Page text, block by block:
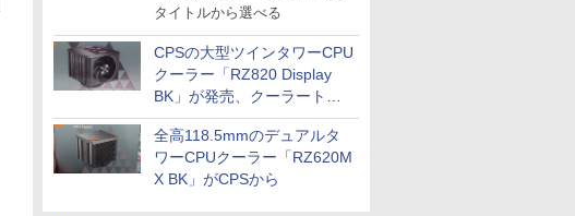
タイトルから選べる
CPSの大型ツインタワーCPU
クーラー「RZ820 Display
BK」が発売、クーラートッ
プに5インチ液晶搭載
全高118.5mmのデュアルタ
ワーCPUクーラー「RZ620M
X BK」がCPSから